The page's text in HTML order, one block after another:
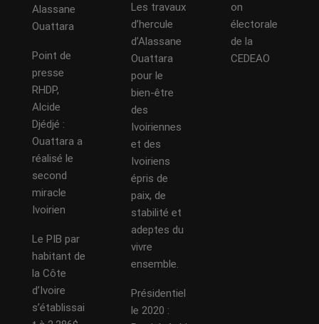
Alassane
Ouattara
Point de
presse
RHDP,
Alcide
Djédjé :
Ouattara a
réalisé le
second
miracle
Ivoirien
Le PIB par
habitant de
la Côte
d’Ivoire
s’établissai
Les travaux
d’hercule
d’Alassane
Ouattara
pour le
bien-être
des
Ivoiriennes
et des
Ivoiriens
épris de
paix, de
stabilité et
adeptes du
vivre
ensemble.
Présidentiel
le 2020 :
on
électorale
de la
CEDEAO